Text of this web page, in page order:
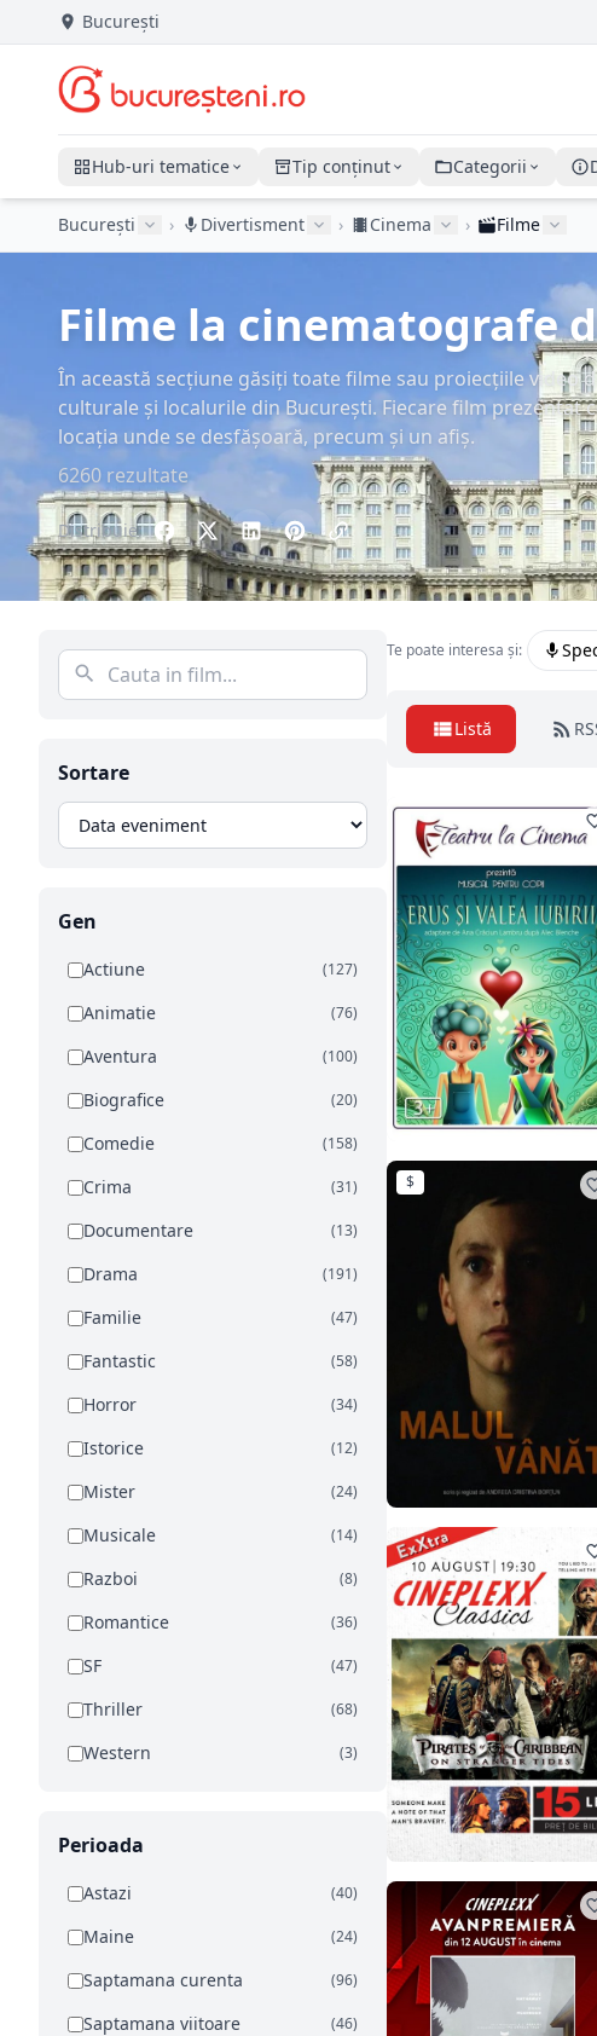
București
Hub-uri tematice Tip conținut Categorii
București › Divertisment › Cinema › Filme
Filme la cinematografe
În această secțiune găsiți toate filme sau proiecțiile video
culturale și localurile din București. Fiecare film prezentat
locația unde se desfășoară, precum și un afiș.
6260 rezultate
Distribuie:
Sortare
Gen
Actiune (127)
Animatie (76)
Aventura (100)
Biografice (20)
Comedie (158)
Crima (31)
Documentare (13)
Drama (191)
Familie (47)
Fantastic (58)
Horror (34)
Istorice (12)
Mister (24)
Musicale (14)
Razboi (8)
Romantice (36)
SF (47)
Thriller (68)
Western (3)
Perioada
Astazi (40)
Maine (24)
Saptamana curenta (96)
Saptamana viitoare (46)
Te poate interesa și:
Listă
$